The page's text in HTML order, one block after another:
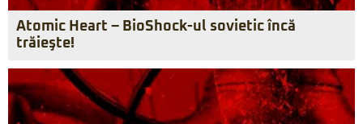
Atomic Heart – BioShock-ul sovietic încă
trăieşte!